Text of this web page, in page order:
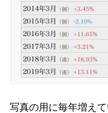
写真の用に毎年増え